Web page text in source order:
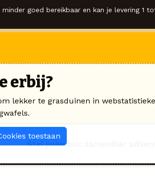
goed bereikbaar en kan je levering 1
Stel jouw box samen
erbij?
lekker te grasduinen in
toestaan